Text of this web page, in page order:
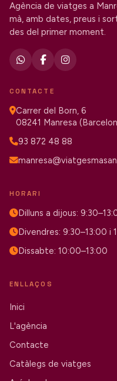
Agència de viatges a
mà, amb dates, preus i
des del primer moment.
CONTACTE
Carrer del Born, 6
08241 Manresa
93 872 48 88
HORARI
Dilluns a dijous:
Divendres: 9:30–13:00 i
Dissabte: 10:00–13:00
ENLLAÇOS
Inici
L'agència
Contacte
Catàlegs de viatges